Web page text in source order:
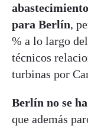
para Berlín,
% a lo largo
técnicos
turbinas por
Berlín no se
que además